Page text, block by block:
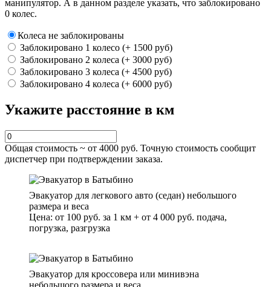
манипулятор. А в данном разделе указать, что заблокировано
0 колес.
Колеса не заблокированы
Заблокировано 1 колесо (+ 1500 руб)
Заблокировано 2 колеса (+ 3000 руб)
Заблокировано 3 колеса (+ 4500 руб)
Заблокировано 4 колеса (+ 6000 руб)
Укажите расстояние в км
Общая стоимость ~ от 4000 руб. Точную стоимость сообщит
диспетчер при подтверждении заказа.
Эвакуатор для легкового авто (седан) небольшого
размера и веса
Цена: от 100 руб. за 1 км + от 4 000 руб. подача,
погрузка, разгрузка
Эвакуатор для кроссовера или минивэна